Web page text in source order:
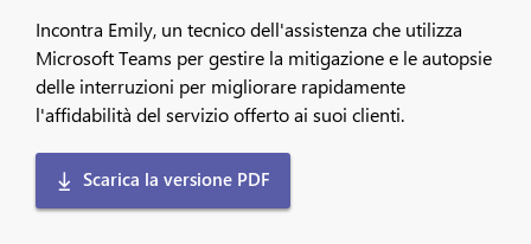
Incontra Emily, un tecnico dell'assistenza che utilizza
Microsoft Teams per gestire la mitigazione e le autopsie
delle interruzioni per migliorare rapidamente
l'affidabilità del servizio offerto ai suoi clienti.
Scarica la versione PDF